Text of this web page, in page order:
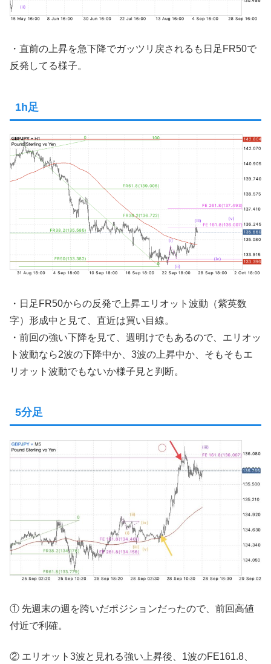
・直前の上昇を急下降でガッツリ戻されるも日足FR50で
反発してる様子。
1h足
・日足FR50からの反発で上昇エリオット波動（紫英数
字）形成中と見て、直近は買い目線。
・前回の強い下降を見て、週明けでもあるので、エリオッ
ト波動なら2波の下降中か、3波の上昇中か、そもそもエ
リオット波動でもないか様子見と判断。
5分足
① 先週末の週を跨いだポジションだったので、前回高値
付近で利確。
② エリオット3波と見れる強い上昇後、1波のFE161.8、